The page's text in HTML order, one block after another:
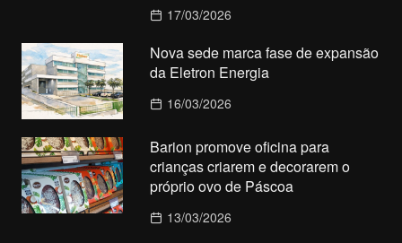
17/03/2026
Nova sede marca fase de expansão
da Eletron Energia
16/03/2026
Barion promove oficina para
crianças criarem e decorarem o
próprio ovo de Páscoa
13/03/2026